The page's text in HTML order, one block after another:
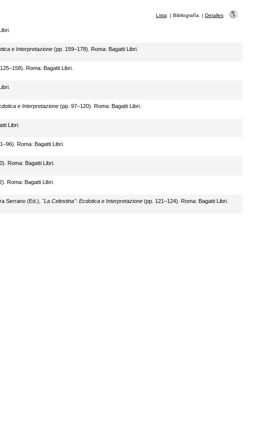
Lista | Bibliografía | Detalles
e Interpretazione(pp. 159–178). Roma: Bagatti Libri.
Roma: Bagatti Libri.
e Interpretazione(pp. 97–120). Roma: Bagatti Libri.
Libri.
Roma: Bagatti Libri.
Roma: Bagatti Libri.
Roma: Bagatti Libri.
Serrano (Ed.), "La Celestina": Ecdotica e Interpretazione(pp. 121–124). Roma: Bagatti Libri.